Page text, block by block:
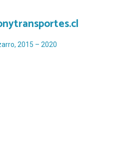
2015 – 2020